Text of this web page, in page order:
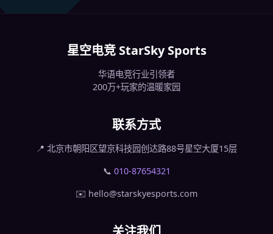
星空电竞 StarSky Sports
华语电竞行业引领者
200万+玩家的温暖家园
联系方式
📍 北京市朝阳区望京科技园创达路88号星空大厦15层
📞 010-87654321
✉️ hello@starskyesports.com